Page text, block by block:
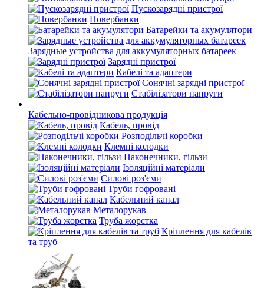
Пускозарядні пристрої
Повербанки
Батарейки та акумулятори
Зарядные устройства для аккумуляторных батареек
Зарядні пристрої
Кабелі та адаптери
Сонячні зарядні пристрої
Стабілізатори напруги
Кабельно-провідникова продукція
Кабель, провід
Розподільчі коробки
Клемні колодки
Наконечники, гільзи
Ізоляційні матеріали
Силові роз'єми
Труби гофровані
Кабельний канал
Металорукав
Труба жорстка
Кріплення для кабелів
та труб